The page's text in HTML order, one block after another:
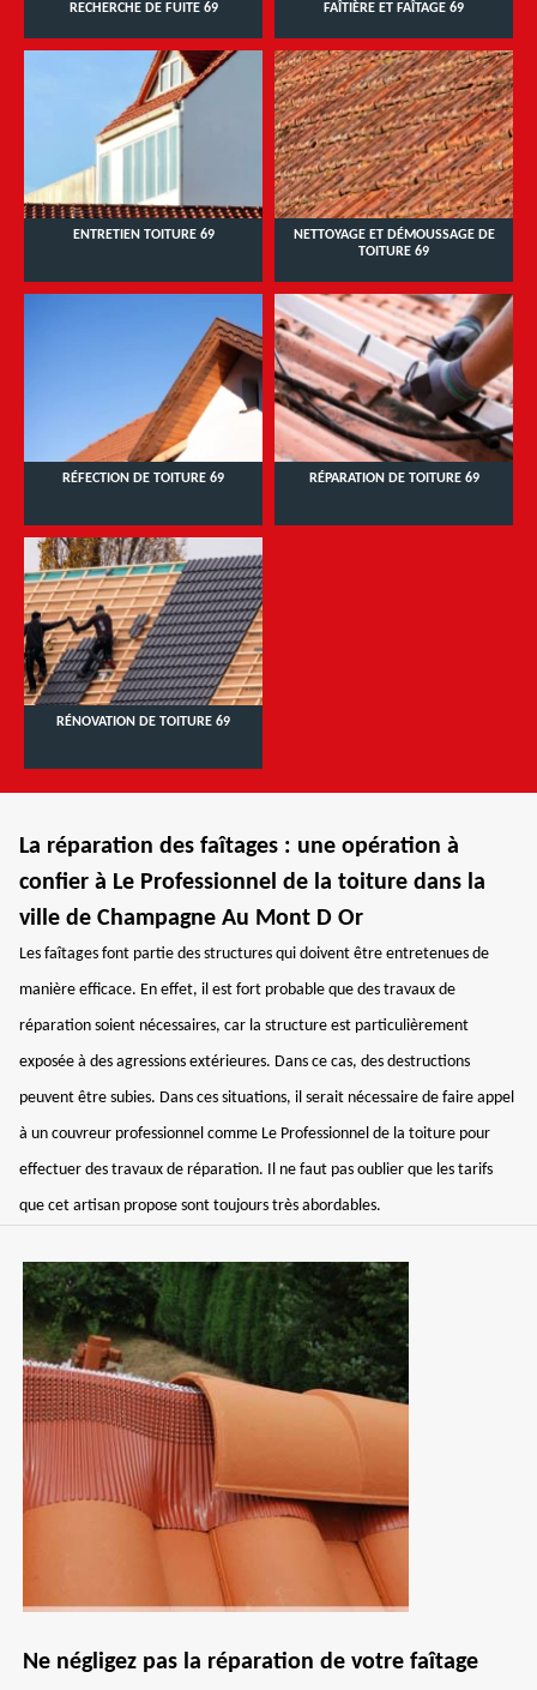
RECHERCHE DE FUITE 69
FAÎTIÈRE ET FAÎTAGE 69
ENTRETIEN TOITURE 69
NETTOYAGE ET DÉMOUSSAGE DE
TOITURE 69
RÉFECTION DE TOITURE 69 RÉPARATION DE TOITURE 69
RÉNOVATION DE TOITURE 69
La réparation des faîtages : une opération à
confier à Le Professionnel de la toiture dans la
ville de Champagne Au Mont D Or
Les faîtages font partie des structures qui doivent être entretenues de
manière efficace. En effet, il est fort probable que des travaux de
réparation soient nécessaires, car la structure est particulièrement
exposée à des agressions extérieures. Dans ce cas, des destructions
peuvent être subies. Dans ces situations, il serait nécessaire de faire appel
à un couvreur professionnel comme Le Professionnel de la toiture pour
effectuer des travaux de réparation. Il ne faut pas oublier que les tarifs
que cet artisan propose sont toujours très abordables.
Ne négligez pas la réparation de votre faîtage